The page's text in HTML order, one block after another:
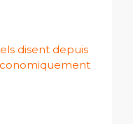
disent depuis